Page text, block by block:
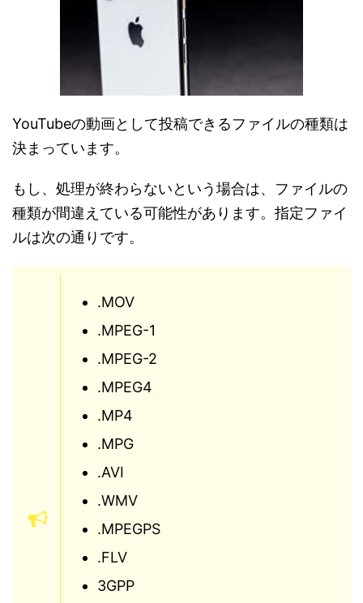
YouTubeの動画として投稿できるファイルの種類は
決まっています。
もし、処理が終わらないという場合は、ファイルの
種類が間違えている可能性があります。指定ファイ
ルは次の通りです。
.MOV
.MPEG-1
.MPEG-2
.MPEG4
.MP4
.MPG
.AVI
.WMV
.MPEGPS
.FLV
3GPP